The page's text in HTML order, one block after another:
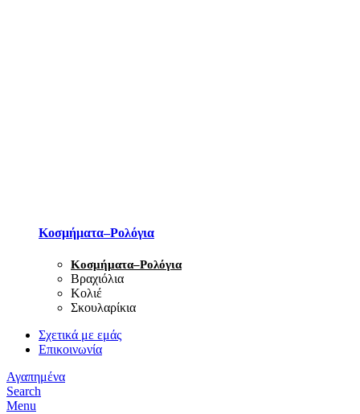
Κοσμήματα–Ρολόγια
Κοσμήματα–Ρολόγια
Βραχιόλια
Κολιέ
Σκουλαρίκια
Σχετικά με εμάς
Επικοινωνία
Αγαπημένα
Search
Menu